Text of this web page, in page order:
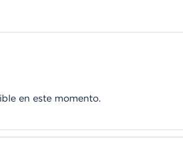
en este momento.